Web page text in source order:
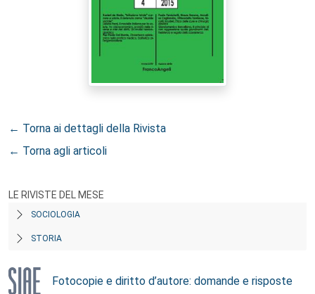
← Torna ai dettagli della Rivista
← Torna agli articoli
LE RIVISTE DEL MESE
SOCIOLOGIA
STORIA
Fotocopie e diritto d’autore: domande e risposte